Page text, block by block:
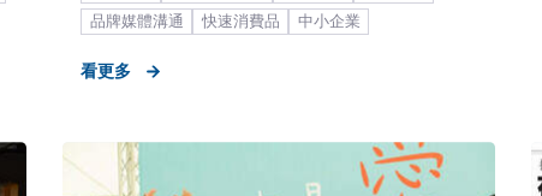
品牌媒體溝通
快速消費品
中小企業
看更多